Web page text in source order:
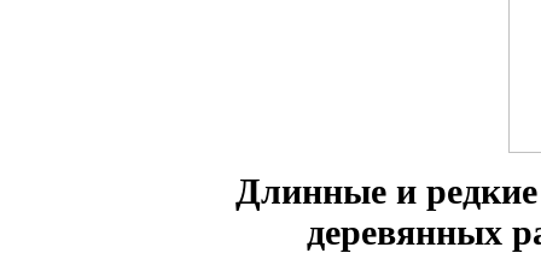
Длинные и редкие
деревянных